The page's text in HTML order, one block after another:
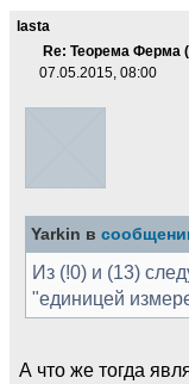
lasta
Re: Теорема Ферма
07.05.2015, 08:00
Yarkin в
Из (!0) и (13)
"единицей
А что же тогда